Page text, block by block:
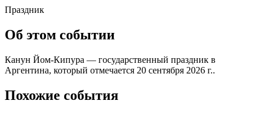
Праздник
Об этом событии
Канун Йом-Кипура — государственный праздник в
Аргентина, который отмечается 20 сентября 2026 г..
Похожие события